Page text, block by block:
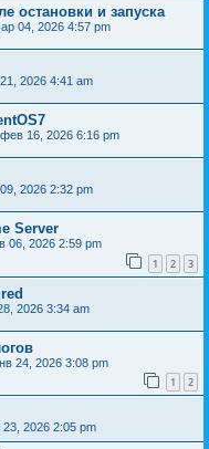
остановки и запуска
04, 2026 4:57 pm
2026 4:41 am
16, 2026 6:16 pm
2026 2:32 pm
Server
06, 2026 2:59 pm
1 2 3
2026 3:34 am
24, 2026 3:08 pm
1 2
23, 2026 2:05 pm